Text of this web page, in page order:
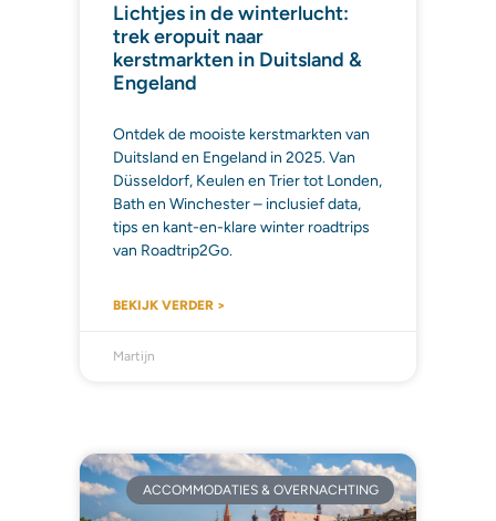
Lichtjes in de winterlucht:
trek eropuit naar
kerstmarkten in Duitsland &
Engeland
Ontdek de mooiste kerstmarkten van
Duitsland en Engeland in 2025. Van
Düsseldorf, Keulen en Trier tot Londen,
Bath en Winchester – inclusief data,
tips en kant-en-klare winter roadtrips
van Roadtrip2Go.
BEKIJK VERDER >
Martijn
ACCOMMODATIES & OVERNACHTING